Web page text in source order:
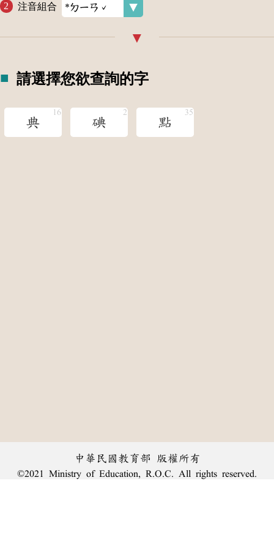
注音組合
請選擇您欲查詢的字
典 碘 點
中華民國教育部 版權所有
©2021 Ministry of Education, R.O.C. All rights reserved.